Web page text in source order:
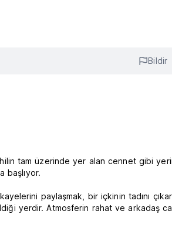
Bildir
tam üzerinde yer alan cennet gibi
başlıyor.
paylaşmak, bir içkinin tadını
yerdir. Atmosferin rahat ve arkadaş